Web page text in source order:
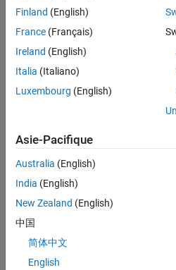
pouvez
élargir
votre
recherche
ou
afficher
l’ensemble
d'emploi.
malgré
tout
vous
trouvez
pas
d'offre
Finland (English)
France (Français)
Ireland (English)
Italia (Italiano)
Luxembourg (English)
Asie-Pacifique
Australia (English)
India (English)
New Zealand (English)
中国
简体中文
English